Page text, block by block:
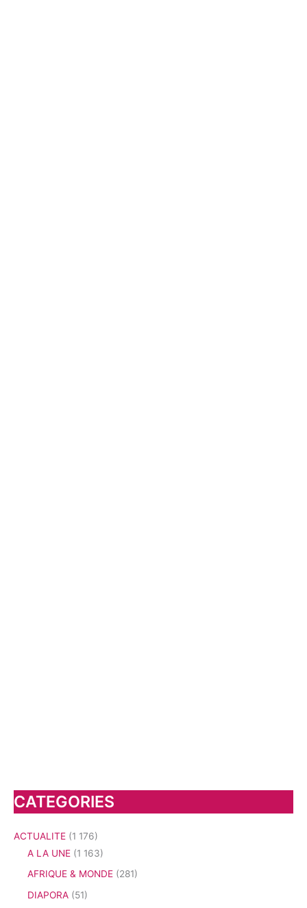
CATEGORIES
ACTUALITE (1 176)
A LA UNE (1 163)
AFRIQUE & MONDE (281)
DIAPORA (51)